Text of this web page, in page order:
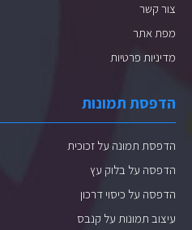
צור קשר
מפת אתר
מדיניות פרטיות
הדפסת תמונות
הדפסת תמונה על זכוכית
הדפסה על בלוק עץ
הדפסה על כיסוי דרכון
עיצוב תמונות על קנבס